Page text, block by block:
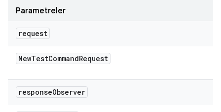
Parametreler
request
NewTestCommandRequest
responseObserver